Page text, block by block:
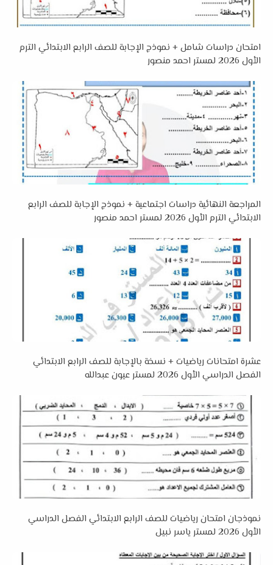
امتحان دراسات شامل + نموذج الإجابة للصف الرابع الابتدائي الترم
الأول 2026 لمستر احمد منصور
المراجعة النهائية دراسات اجتماعية + نموذج الإجابة للصف الرابع
الابتدائي الترم الأول 2026 لمستر احمد منصور
عشرة امتحانات رياضيات + نسخة بالإجابة للصف الرابع الابتدائي
الفصل الدراسي الأول 2026 لمستر عيون عبدالله
نموذجان امتحان رياضيات للصف الرابع الابتدائي الفصل الدراسي
الأول 2026 لمستر ياسر نبيل